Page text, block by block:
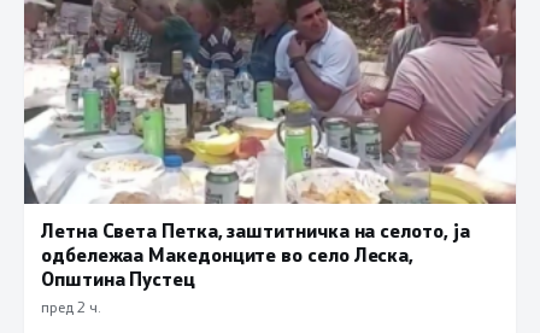
Летна Света Петка, заштитничка на селото, ја
одбележаа Македонците во село Леска,
Општина Пустец
пред 2 ч.